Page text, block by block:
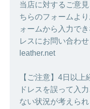
当店に対するご意
ちらのフォームよ
ォームから入力で
レスにお問い合わ
leather.net
【ご注意】4日以
ドレスを誤って入
ない状況が考えら